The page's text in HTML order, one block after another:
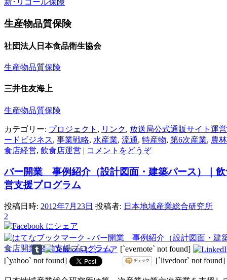
新･リコール保険
生産物品質保険
社団法人日本食品衛生協会
生産物品質保険
三井住友海上
生産物品質保険
カテゴリー: プロジェクト , リンク, 放送局公式通販サイト運
ードビジネス, 事業戦略, 水産業, 流通, 特産物, 第6次産業, 農
食店経営, 飲食店運営 | コメントをどうぞ
バー開業 事例紹介（設計図面・建築パース）｜飲
営支援プログラム
投稿日時: 2012年7月23日 投稿者: 日本地域産業総合研究所
2
[`evernote` not found]
[`yahoo` not found]
[`livedoor` not found]